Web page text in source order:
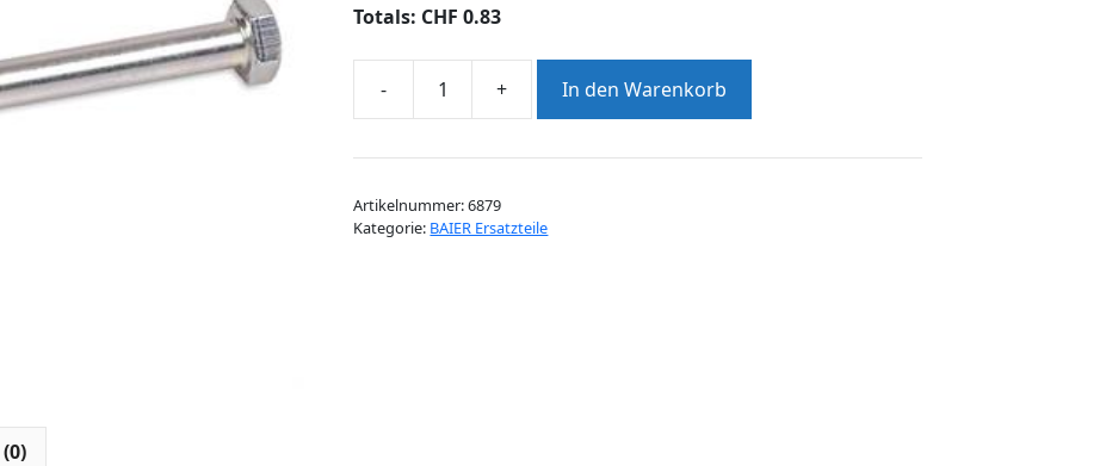
Totals: CHF 0.83
-
SCHRAUBE
DIN931
GALV.
+ In den Warenkorb
Artikelnummer:6879
Kategorie: BAIER Ersatzteile